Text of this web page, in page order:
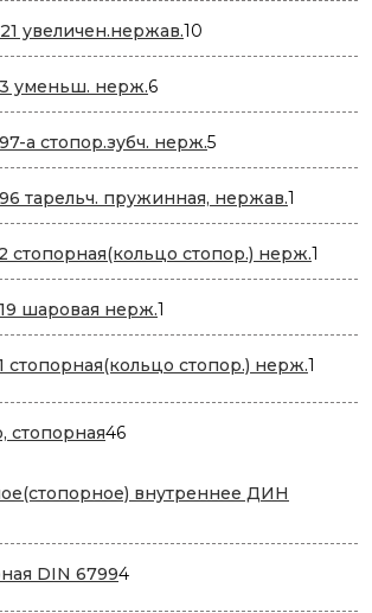
увеличен.нержав.10
товаров
уменьш. нерж.66
товаров
a стопор.зубч. нерж.55
товаров
тарельч. пружинная, нержав.1
товар
стопорная(кольцо стопор.) нерж.1
товар
шаровая нерж.1
товар
стопорная(кольцо стопор.) нерж.1
стопорная4646
внутреннее ДИН
DIN 679944